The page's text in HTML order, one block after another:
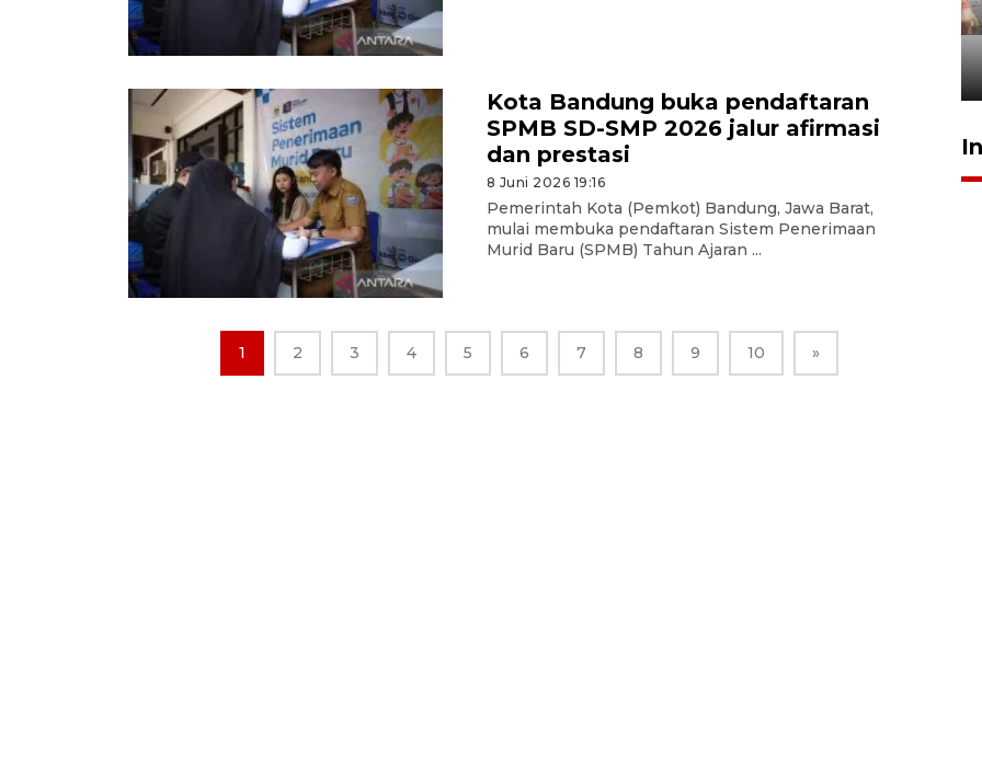
Kota Bandung buka pendaftaran
SPMB SD-SMP 2026 jalur afirmasi
dan prestasi
8 Juni 2026 19:16
Pemerintah Kota (Pemkot) Bandung, Jawa Barat,
mulai membuka pendaftaran Sistem Penerimaan
Murid Baru (SPMB) Tahun Ajaran ...
1 2 3 4 5 6 7 8 9 10 »